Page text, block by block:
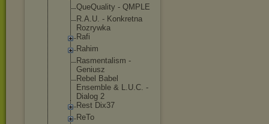
QueQuality - QMPLE
R.A.U. - Konkretna
Rozrywka
Rafi
Rahim
Rasmentalism -
Geniusz
Rebel Babel
Ensemble & L.U.C. -
Dialog 2
Rest Dix37
ReTo